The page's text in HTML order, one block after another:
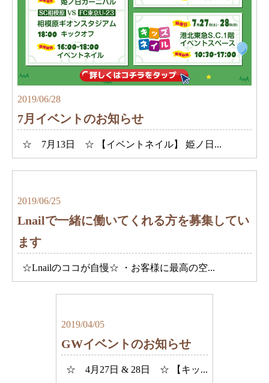
2019/06/28
7月イベントのお知らせ
☆ 7月13日 ☆ 【イベントネイル】 姫ノ日...
2019/06/25
Lnailで一緒に働いてくれる方を募集してい
ます
☆Lnailのココが自慢☆ ・お客様に最高の空...
2019/04/05
GWイベントのお知らせ
☆ 4月27日 & 28日 ☆ 【キッ...